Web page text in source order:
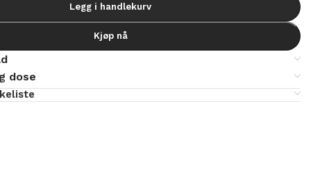
Legg i handlekurv
Kjøp nå
dose